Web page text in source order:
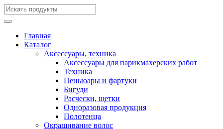
Главная
Каталог
Аксессуары, техника
Аксессуары для парикмахерских работ
Техника
Пеньюары и фартуки
Бигуди
Расчески, щетки
Одноразовая продукция
Полотенца
Окрашивание волос